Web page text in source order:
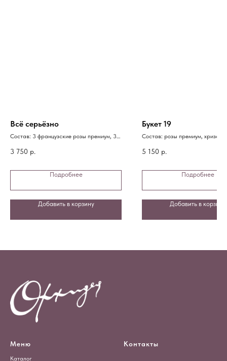
Всё серьёзно
Состав: 3 французские розы премиум, 3
упаковка
3 750 р.
Подробнее
Добавить в корзину
Букет 19
Состав: розы премиум,
5 150 р.
Подробнее
Добавить в корзину
Меню
Каталог
Контакты